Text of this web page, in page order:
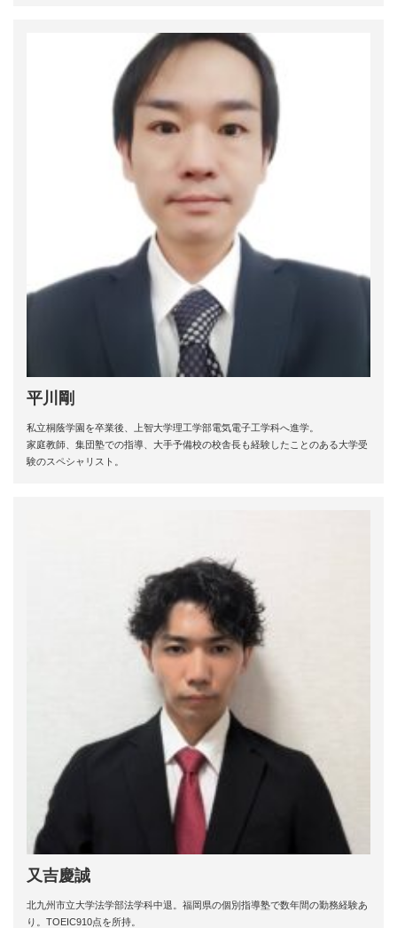
平川剛
私立桐蔭学園を卒業後、上智大学理工学部電気電子工学科へ進学。
家庭教師、集団塾での指導、大手予備校の校舎長も経験したことのある大学受
験のスペシャリスト。
又吉慶誠
北九州市立大学法学部法学科中退。福岡県の個別指導塾で数年間の勤務経験あ
り。TOEIC910点を所持。